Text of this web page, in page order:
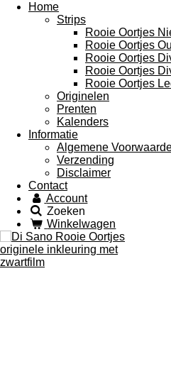
Home
Strips
Rooie Oortjes
Rooie Oortjes
Rooie Oortjes
Rooie Oortjes
Rooie Oortjes
Originelen
Prenten
Kalenders
Informatie
Algemene
Verzending
Disclaimer
Contact
Account
Zoeken
Winkelwagen